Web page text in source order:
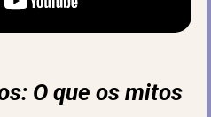
O que os mitos